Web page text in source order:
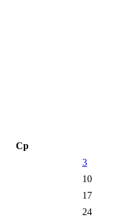
Ср
3
10
17
24